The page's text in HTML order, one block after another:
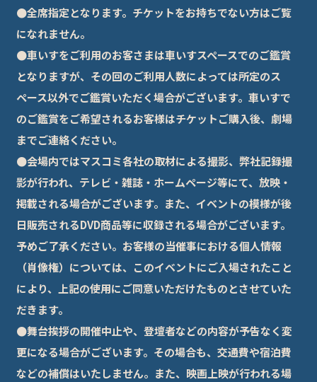
●全席指定となります。チケットをお持ちでない方はご覧
になれません。
●車いすをご利用のお客さまは車いすスペースでのご鑑賞
となりますが、その回のご利用人数によっては所定のス
ペース以外でご鑑賞いただく場合がございます。車いすで
のご鑑賞をご希望されるお客様はチケットご購入後、劇場
までご連絡ください。
●会場内ではマスコミ各社の取材による撮影、弊社記録撮
影が行われ、テレビ・雑誌・ホームページ等にて、放映・
掲載される場合がございます。また、イベントの模様が後
日販売されるDVD商品等に収録される場合がございます。
予めご了承ください。お客様の当催事における個人情報
（肖像権）については、このイベントにご入場されたこと
により、上記の使用にご同意いただけたものとさせていた
だきます。
●舞台挨拶の開催中止や、登壇者などの内容が予告なく変
更になる場合がございます。その場合も、交通費や宿泊費
などの補償はいたしません。また、映画上映が行われる場